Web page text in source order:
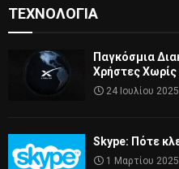
ΤΕΧΝΟΛΟΓΊΑ
Παγκόσμια
Χρήστες Χωρίς
24 Ιουλίου 2025
Skype: Πότε
1 Μαρτίου 2025